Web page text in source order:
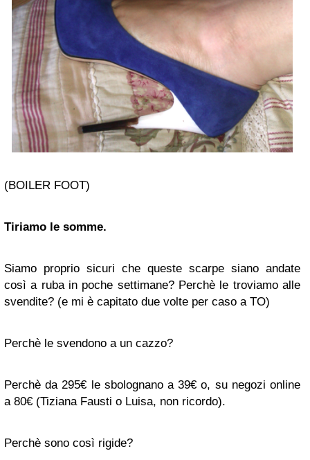
(BOILER FOOT)
Tiriamo le somme.
Siamo proprio sicuri che queste scarpe siano andate
così a ruba in poche settimane? Perchè le troviamo alle
svendite? (e mi è capitato due volte per caso a TO)
Perchè le svendono a un cazzo?
Perchè da 295€ le sbolognano a 39€ o, su negozi online
a 80€ (Tiziana Fausti o Luisa, non ricordo).
Perchè sono così rigide?